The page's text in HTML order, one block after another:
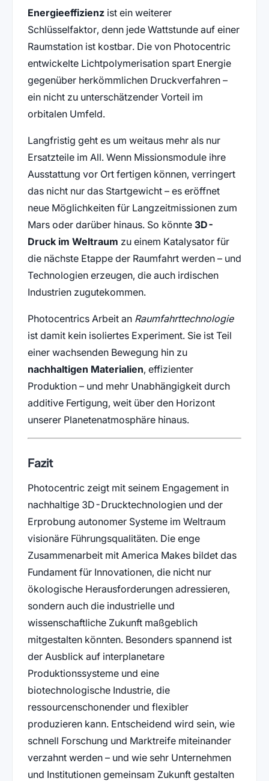
Energieeffizienzist ein weiterer
Schlüsselfaktor, denn jede Wattstunde auf einer
Raumstation ist kostbar. Die von Photocentric
entwickelte Lichtpolymerisation spart Energie
gegenüber herkömmlichen Druckverfahren –
ein nicht zu unterschätzender Vorteil im
orbitalen Umfeld.
Langfristig geht es um weitaus mehr als nur
Ersatzteile im All. Wenn Missionsmodule ihre
Ausstattung vor Ort fertigen können, verringert
das nicht nur das Startgewicht – es eröffnet
neue Möglichkeiten für Langzeitmissionen zum
Mars oder darüber hinaus. So könnte 3D-
Druck im Weltraum zu einem Katalysator für
die nächste Etappe der Raumfahrt werden – und
Technologien erzeugen, die auch irdischen
Industrien zugutekommen.
Photocentrics Arbeit an Raumfahrttechnologie
ist damit kein isoliertes Experiment. Sie ist Teil
einer wachsenden Bewegung hin zu
nachhaltigen Materialien, effizienter
Produktion – und mehr Unabhängigkeit durch
additive Fertigung, weit über den Horizont
unserer Planetenatmosphäre hinaus.
Fazit
Photocentric zeigt mit seinem Engagement in
nachhaltige 3D-Drucktechnologien und der
Erprobung autonomer Systeme im Weltraum
visionäre Führungsqualitäten. Die enge
Zusammenarbeit mit America Makes bildet das
Fundament für Innovationen, die nicht nur
ökologische Herausforderungen adressieren,
sondern auch die industrielle und
wissenschaftliche Zukunft maßgeblich
mitgestalten könnten. Besonders spannend ist
der Ausblick auf interplanetare
Produktionssysteme und eine
biotechnologische Industrie, die
ressourcenschonender und flexibler
produzieren kann. Entscheidend wird sein, wie
schnell Forschung und Marktreife miteinander
verzahnt werden – und wie sehr Unternehmen
und Institutionen gemeinsam Zukunft gestalten